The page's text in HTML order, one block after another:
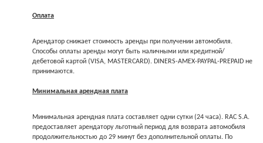
Оплата
Арендатор снижает стоимость аренды при получении автомобиля.
Способы оплаты аренды могут быть наличными или кредитной/
дебетовой картой (VISA, MASTERCARD). DINERS-AMEX-PAYPAL-PREPAID не
принимаются.
Минимальная арендная плата
Минимальная арендная плата составляет одни сутки (24 часа). RAC S.A.
предоставляет арендатору льготный период для возврата автомобиля
продолжительностью до 29 минут без дополнительной оплаты. По